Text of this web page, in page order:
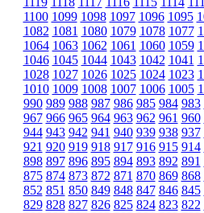
1100 1099 1098 1097 1096 1095
1082 1081 1080 1079 1078 1077
1064 1063 1062 1061 1060 1059
1046 1045 1044 1043 1042 1041
1028 1027 1026 1025 1024 1023
1010 1009 1008 1007 1006 1005
990 989 988 987 986 985 984 983
967 966 965 964 963 962 961 960
944 943 942 941 940 939 938 937
921 920 919 918 917 916 915 914
898 897 896 895 894 893 892 891
875 874 873 872 871 870 869 868
852 851 850 849 848 847 846 845
829 828 827 826 825 824 823 822